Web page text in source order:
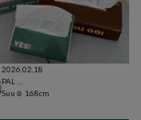
2026.02.18
Suu☺︎ 168cm